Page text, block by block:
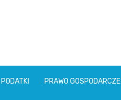
PODATKI PRAWO GOSPODARCZE